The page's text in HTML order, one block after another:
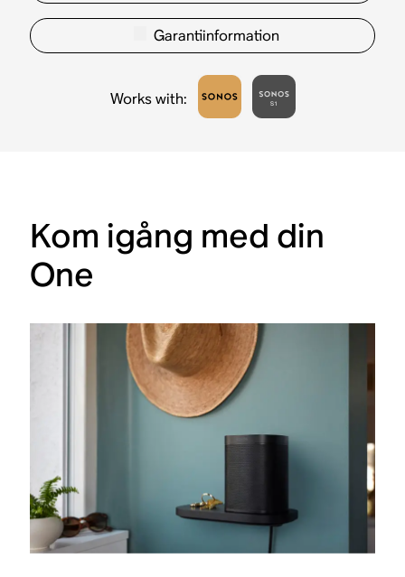
Garantiinformation
Works with:
Kom igång med din
One